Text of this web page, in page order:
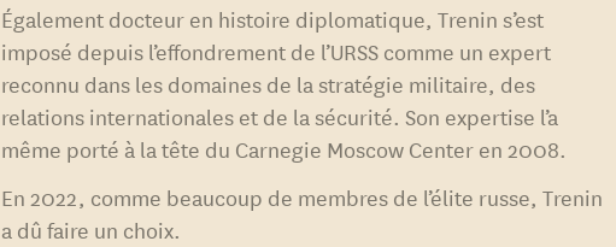
Également docteur en histoire diplomatique, Trenin s’est
imposé depuis l’effondrement de l’URSS comme un expert
reconnu dans les domaines de la stratégie militaire, des
relations internationales et de la sécurité. Son expertise l’a
même porté à la tête du Carnegie Moscow Center en 2008.
En 2022, comme beaucoup de membres de l’élite russe, Trenin
a dû faire un choix.